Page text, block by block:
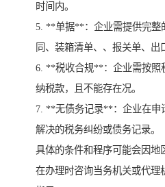
时间内。
5. **单据**：企业需提供完整
同、装箱清单、、报关单、出
6. **税收合规**：企业需按照
纳税款，且不能存在况。
7. **无债务记录**：企业在申
解决的税务纠纷或债务记录。
具体的条件和程序可能会因地
在办理时咨询当务机关或代理